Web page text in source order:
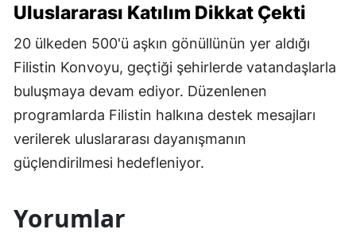
Uluslararası Katılım Dikkat Çekti
20 ülkeden 500'ü aşkın gönüllünün yer aldığı
Filistin Konvoyu, geçtiği şehirlerde vatandaşlarla
buluşmaya devam ediyor. Düzenlenen
programlarda Filistin halkına destek mesajları
verilerek uluslararası dayanışmanın
güçlendirilmesi hedefleniyor.
Yorumlar